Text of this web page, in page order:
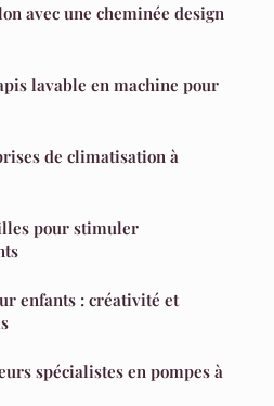
avec une cheminée design
lavable en machine pour
de climatisation à
pour stimuler
enfants : créativité et
spécialistes en pompes à